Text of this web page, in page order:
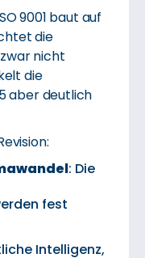
9001 baut auf
die
nicht
die
aber deutlich
: Die
fest
Intelligenz,